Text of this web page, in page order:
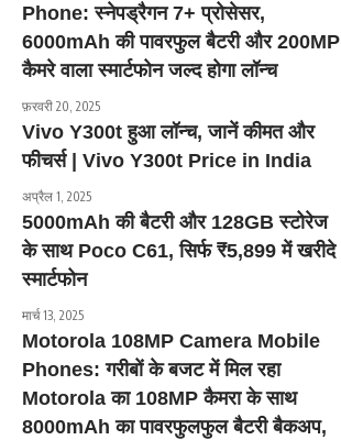
Phone: स्नेपड्रैगन 7+ प्रोसेसर,
6000mAh की पावरफुल बैटरी और 200MP
कैमरे वाला स्मार्टफोन जल्द होगा लॉन्च
फ़रवरी 20, 2025
Vivo Y300t हुआ लॉन्च, जानें कीमत और
फीचर्स | Vivo Y300t Price in India
अप्रैल 1, 2025
5000mAh की बैटरी और 128GB स्टोरेज
के साथ Poco C61, सिर्फ ₹5,899 में खरीदे
स्मार्टफोन
मार्च 13, 2025
Motorola 108MP Camera Mobile
Phones: गरीबों के बजट में मिल रहा
Motorola का 108MP कैमरा के साथ
8000mAh का पावरफुलफुल बैटरी बैकअप,